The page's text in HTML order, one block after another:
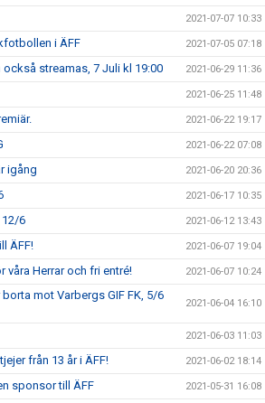
2021-07-07 10:33
i ÄFF 2021-07-05 07:18
streamas, 7 Juli kl 19:00 2021-06-29 11:36
2021-06-25 11:48
2021-06-22 19:17
2021-06-22 07:08
igång 2021-06-20 20:36
2021-06-17 10:35
12/6 2021-06-12 13:43
ÄFF! 2021-06-07 19:04
våra Herrar och fri entré! 2021-06-07 10:24
mot Varbergs GIF FK, 5/6
2021-06-04 16:10
2021-06-03 11:03
från 13 år i ÄFF! 2021-06-02 18:14
sponsor till ÄFF 2021-05-31 16:08